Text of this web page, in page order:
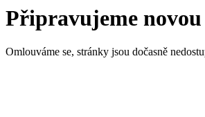
Připravujeme
Omlouváme se, stránky jsou dočasně